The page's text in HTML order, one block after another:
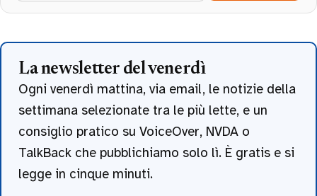
La newsletter del venerdì
Ogni venerdì mattina, via email, le notizie della
settimana selezionate tra le più lette, e un
consiglio pratico su VoiceOver, NVDA o
TalkBack che pubblichiamo solo lì. È gratis e si
legge in cinque minuti.